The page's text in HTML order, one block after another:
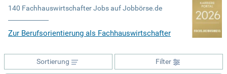
140 Fachhauswirtschafter Jobs auf Jobbörse.de
Zur Berufsorientierung als Fachhauswirtschafter
Filter
Sortierung